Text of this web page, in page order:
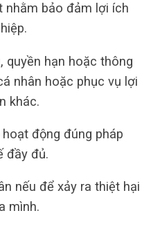
nhằm bảo đảm lợi ích
quyền hạn hoặc thông
nhân hoặc phục vụ lợi
khác.
động đúng pháp
đầy đủ.
nếu để xảy ra thiệt hại
mình.